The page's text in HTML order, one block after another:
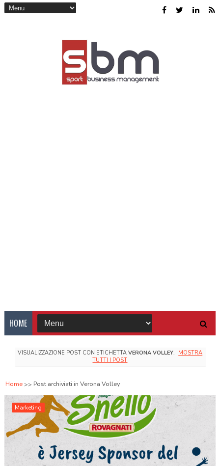
HOME
VISUALIZZAZIONE POST CON ETICHETTA VERONA VOLLEY. MOSTRA
TUTTI I POST
Home Post archiviati in Verona Volley
Marketing